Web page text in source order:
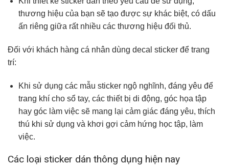
thương hiệu của bạn sẽ tạo được sự khác biệt, có dấu
ấn riêng giữa rất nhiều các thương hiệu đối thủ.
Đối với khách hàng cá nhân dùng decal sticker để trang
trí:
Khi sử dụng các mẫu sticker ngộ nghĩnh, đáng yêu để
trang khí cho sổ tay, các thiết bị di động, góc họa tập
hay góc làm việc sẽ mang lại cảm giác đáng yêu, thích
thú khi sử dụng và khơi gợi cảm hứng học tập, làm
việc.
Các loại sticker dán thông dụng hiện nay